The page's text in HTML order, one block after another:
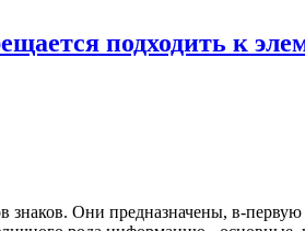
подходить к
Они предназначены, в-первую